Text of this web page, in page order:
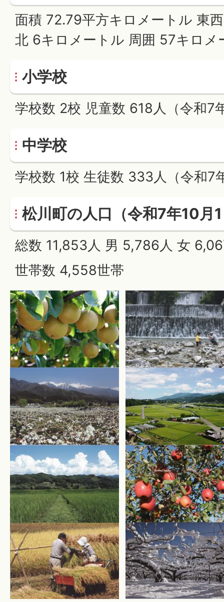
面積 72.79平方キロメートル 東
北 6キロメートル 周囲 57キロメ
小学校
学校数 2校 児童数 618人（令和7
中学校
学校数 1校 生徒数 333人（令和7
松川町の人口（令和7年10月
総数 11,853人 男 5,786人 女
世帯数 4,558世帯